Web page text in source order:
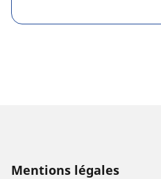
Mentions légales